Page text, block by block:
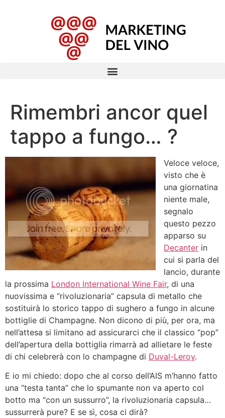
Rimembri ancor quel
tappo a fungo… ?
Veloce veloce,
visto che è
una giornatina
niente male,
segnalo
questo pezzo
apparso su
Decanter in
cui si parla del
lancio, durante
la prossima London International Wine Fair, di una
nuovissima e “rivoluzionaria” capsula di metallo che
sostituirà lo storico tappo di sughero a fungo in alcune
bottiglie di Champagne. Non dicono di più, per ora, ma
nell’attesa si limitano ad assicurarci che il classico “pop”
dell’apertura della bottiglia rimarrà ad allietare le feste
di chi celebrerà con lo champagne di Duval-Leroy.
E io mi chiedo: dopo che al corso dell’AIS m’hanno fatto
una “testa tanta” che lo spumante non va aperto col
botto ma “con un sussurro”, la rivoluzionaria capsula…
sussurrerà pure? E se sì, cosa ci dirà?